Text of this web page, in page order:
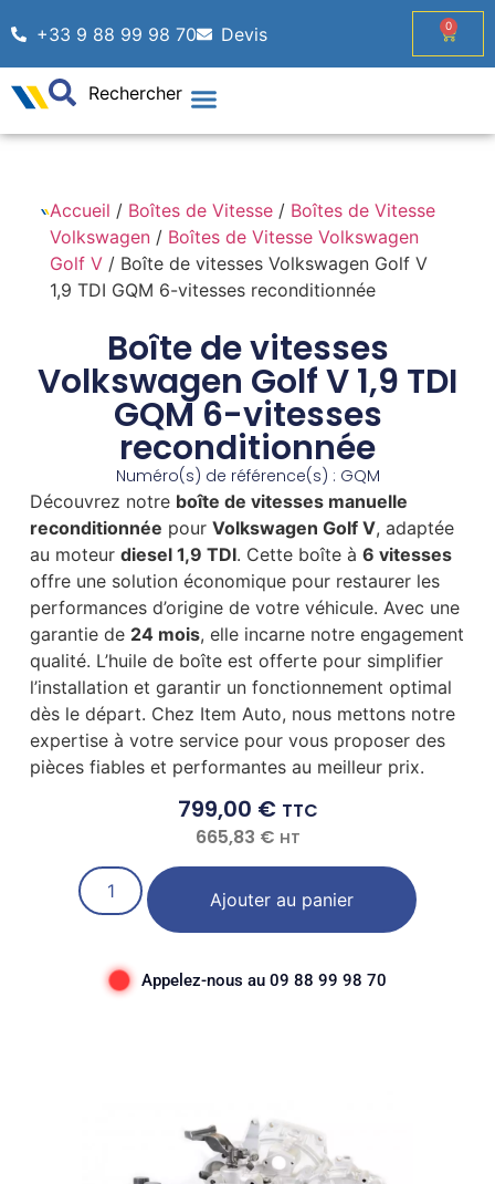
+33 9 88 99 98 70 Devis 0
Rechercher
Accueil / Boîtes de Vitesse / Boîtes de Vitesse
Volkswagen / Boîtes de Vitesse Volkswagen
Golf V / Boîte de vitesses Volkswagen Golf V
1,9 TDI GQM 6-vitesses reconditionnée
Boîte de vitesses
Volkswagen Golf V 1,9 TDI
GQM 6-vitesses
reconditionnée
Numéro(s) de référence(s) : GQM
Découvrez notre boîte de vitesses manuelle
reconditionnée pour Volkswagen Golf V, adaptée
au moteur diesel 1,9 TDI. Cette boîte à 6 vitesses
offre une solution économique pour restaurer les
performances d’origine de votre véhicule. Avec une
garantie de 24 mois, elle incarne notre engagement
qualité. L’huile de boîte est offerte pour simplifier
l’installation et garantir un fonctionnement optimal
dès le départ. Chez Item Auto, nous mettons notre
expertise à votre service pour vous proposer des
pièces fiables et performantes au meilleur prix.
799,00 € TTC
665,83 € HT
Ajouter au panier
Appelez-nous au 09 88 99 98 70